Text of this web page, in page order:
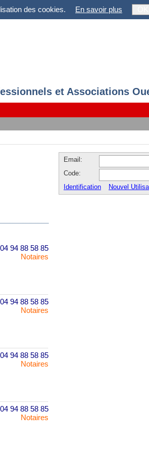
des cookies. En savoir plus
et Associations
94 88 58 85
Notaires
94 88 58 85
Notaires
94 88 58 85
Notaires
94 88 58 85
Notaires
Email:
Code:
Identification
Nouvel